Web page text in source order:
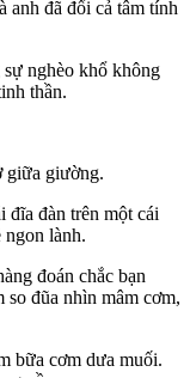
anh đã đổi cả tâm tính
nghèo khổ không
thần.
giữa giường.
đàn trên một cái
ngon lành.
đoán chắc bạn
đũa nhìn mâm cơm,
bữa cơm dưa muối.